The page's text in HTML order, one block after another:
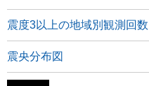
震度3以上の地域別観測回数
震央分布図